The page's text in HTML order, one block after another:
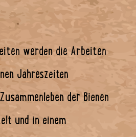
werden die Arbeiten
Jahreszeiten
der Bienen
und in einem